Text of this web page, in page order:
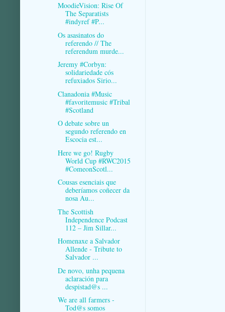
MoodieVision: Rise Of
The Separatists
#indyref #P...
Os asasinatos do
referendo // The
referendum murde...
Jeremy #Corbyn:
solidariedade cós
refuxiados Sirio...
Clanadonia #Music
#favoritemusic #Tribal
#Scotland
O debate sobre un
segundo referendo en
Escocia est...
Here we go! Rugby
World Cup #RWC2015
#ComeonScotl...
Cousas esenciais que
deberíamos coñecer da
nosa Au...
The Scottish
Independence Podcast
112 – Jim Sillar...
Homenaxe a Salvador
Allende - Tribute to
Salvador ...
De novo, unha pequena
aclaración para
despistad@s ...
We are all farmers -
Tod@s somos